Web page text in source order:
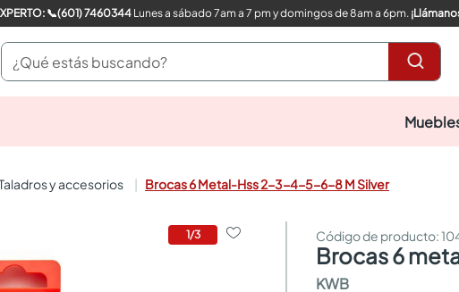
COMPRA CON UN EXPERTO: 📞(601) 7460344Lunes a sábado 7am a 7 pm y domingos de 8am a 6pm.
¿Qué estás buscando?
taladros y accesorios Brocas 6 Metal-Hss 2-3-4-5-6-8 M Silver
1/3 :
brocas 6
KWB
closet
sanitarios
armarios closet